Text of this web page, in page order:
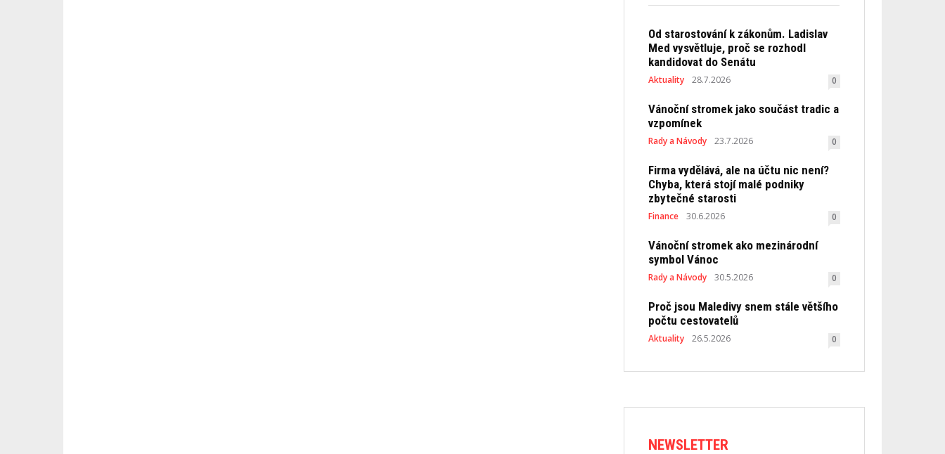
Od starostování k zákonům. Ladislav
Med vysvětluje, proč se rozhodl
kandidovat do Senátu
Aktuality 28.7.2026 0
Vánoční stromek jako součást tradic a
vzpomínek
Rady a Návody 23.7.2026 0
Firma vydělává, ale na účtu nic není?
Chyba, která stojí malé podniky
zbytečné starosti
Finance 30.6.2026 0
Vánoční stromek ako mezinárodní
symbol Vánoc
Rady a Návody 30.5.2026 0
Proč jsou Maledivy snem stále většího
počtu cestovatelů
Aktuality 26.5.2026 0
NEWSLETTER